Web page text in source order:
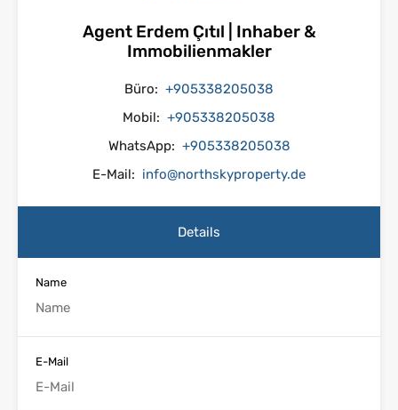
Agent Erdem Çıtıl | Inhaber &
Immobilienmakler
Büro: +905338205038
Mobil: +905338205038
WhatsApp: +905338205038
E-Mail: info@northskyproperty.de
Details
Name
E-Mail